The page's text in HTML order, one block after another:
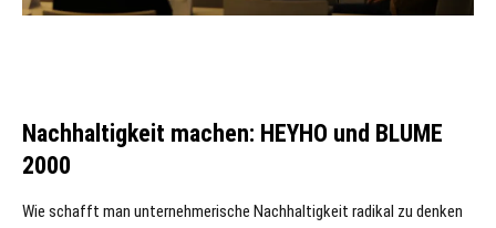
Nachhaltigkeit machen: HEYHO und BLUME
2000
Wie schafft man unternehmerische Nachhaltigkeit radikal zu denken